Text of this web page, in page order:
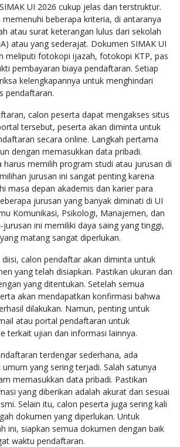
UI 2026 cukup jelas dan terstruktur.
beberapa kriteria, di antaranya
atau surat keterangan lulus dari sekolah
atau yang sederajat. Dokumen SIMAK UI
meliputi fotokopi ijazah, fotokopi KTP, pas
pembayaran biaya pendaftaran. Setiap
kelengkapannya untuk menghindari
pendaftaran.
calon peserta dapat mengakses situs
tersebut, peserta akan diminta untuk
secara online. Langkah pertama
dengan memasukkan data pribadi.
harus memilih program studi atau jurusan di
jurusan ini sangat penting karena
masa depan akademis dan karier para
jurusan yang banyak diminati di UI
Komunikasi, Psikologi, Manajemen, dan
jurusan ini memiliki daya saing yang tinggi,
matang sangat diperlukan.
calon pendaftar akan diminta untuk
yang telah disiapkan. Pastikan ukuran dan
yang ditentukan. Setelah semua
akan mendapatkan konfirmasi bahwa
dilakukan. Namun, penting untuk
atau portal pendaftaran untuk
terkait ujian dan informasi lainnya.
terdengar sederhana, ada
yang sering terjadi. Salah satunya
memasukkan data pribadi. Pastikan
yang diberikan adalah akurat dan sesuai
Selain itu, calon peserta juga sering kali
dokumen yang diperlukan. Untuk
ini, siapkan semua dokumen dengan baik
waktu pendaftaran.